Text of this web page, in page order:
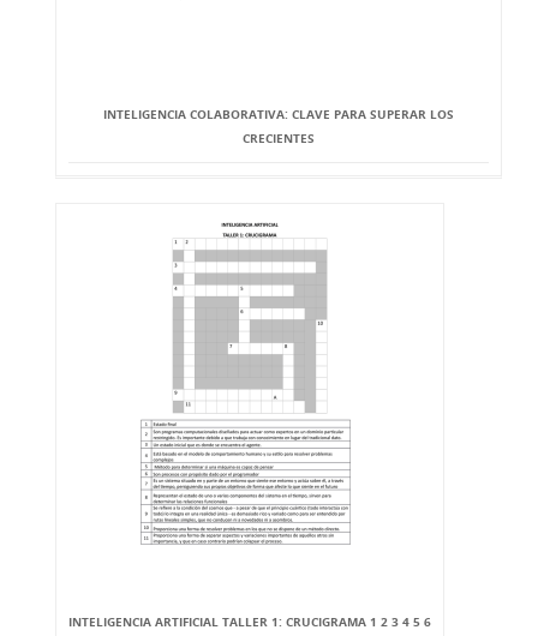
INTELIGENCIA COLABORATIVA: CLAVE PARA SUPERAR LOS
CRECIENTES
INTELIGENCIA ARTIFICIAL TALLER 1: CRUCIGRAMA 1 2 3 4 5 6